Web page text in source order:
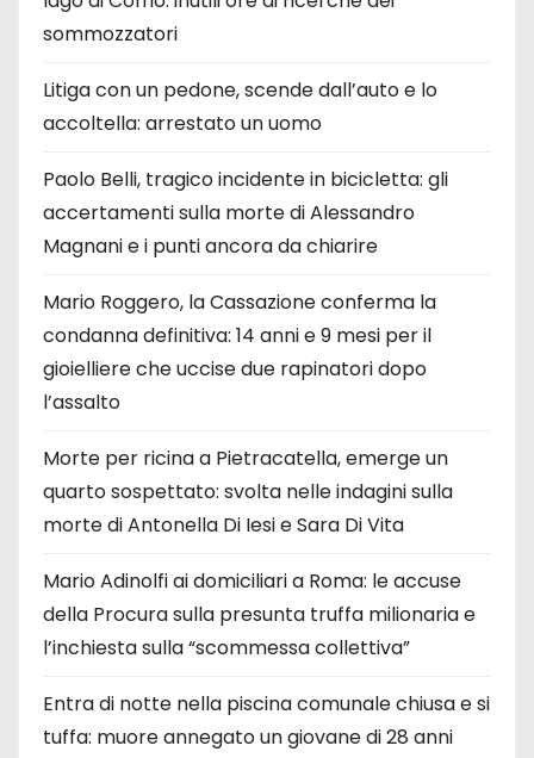
sommozzatori
Litiga con un pedone, scende dall’auto e lo
accoltella: arrestato un uomo
Paolo Belli, tragico incidente in bicicletta: gli
accertamenti sulla morte di Alessandro
Magnani e i punti ancora da chiarire
Mario Roggero, la Cassazione conferma la
condanna definitiva: 14 anni e 9 mesi per il
gioielliere che uccise due rapinatori dopo
l’assalto
Morte per ricina a Pietracatella, emerge un
quarto sospettato: svolta nelle indagini sulla
morte di Antonella Di Iesi e Sara Di Vita
Mario Adinolfi ai domiciliari a Roma: le accuse
della Procura sulla presunta truffa milionaria e
l’inchiesta sulla “scommessa collettiva”
Entra di notte nella piscina comunale chiusa e si
tuffa: muore annegato un giovane di 28 anni